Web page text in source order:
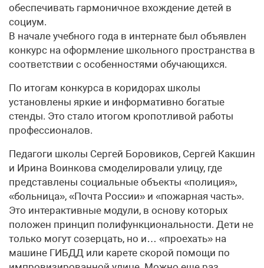
обеспечивать гармоничное вхождение детей в
социум.
В начале учебного года в интернате был объявлен
конкурс на оформление школьного пространства в
соответствии с особенностями обучающихся.
По итогам конкурса в коридорах школы
установлены яркие и информативно богатые
стенды. Это стало итогом кропотливой работы
профессионалов.
Педагоги школы Сергей Боровиков, Сергей Какшин
и Ирина Воинкова смоделировали улицу, где
представлены социальные объекты «полиция»,
«больница», «Почта России» и «пожарная часть».
Это интерактивные модули, в основу которых
положен принцип полифункциональности. Дети не
только могут созерцать, но и… «проехать» на
машине ГИБДД или карете скорой помощи по